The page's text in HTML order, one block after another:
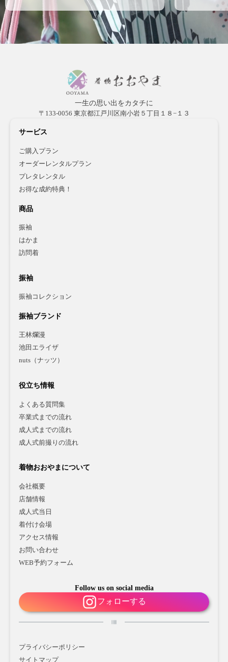
一生の思い出をカタチに
〒133-0056 東京都江戸川区南小岩５丁目１８−１３
サービス
ご購入プラン
オーダーレンタルプラン
プレタレンタル
お得な成約特典！
商品
振袖
はかま
訪問着
振袖
振袖コレクション
振袖ブランド
王林爛漫
池田エライザ
nuts（ナッツ）
役立ち情報
よくある質問集
卒業式までの流れ
成人式までの流れ
成人式前撮りの流れ
着物おおやまについて
会社概要
店舗情報
成人式当日
着付け会場
アクセス情報
お問い合わせ
WEB予約フォーム
Follow us on social media
フォローする
プライバシーポリシー
サイトマップ